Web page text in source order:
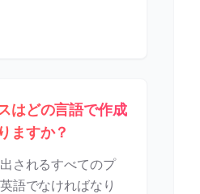
はどの言語で作成
ますか？
されるすべてのプ
語でなければなり